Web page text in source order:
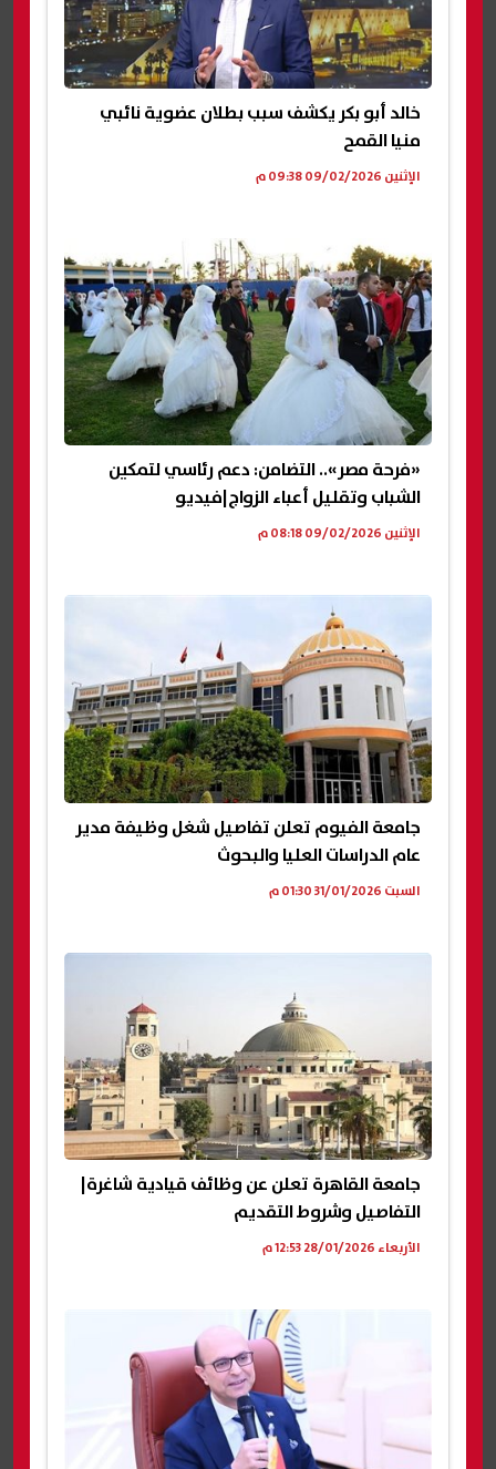
خالد أبو بكر يكشف سبب بطلان عضوية نائبي
منيا القمح
الإثنين 09/02/2026 09:38 م
«فرحة مصر».. التضامن: دعم رئاسي لتمكين
الشباب وتقليل أعباء الزواج|فيديو
الإثنين 09/02/2026 08:18 م
جامعة الفيوم تعلن تفاصيل شغل وظيفة مدير
عام الدراسات العليا والبحوث
السبت 31/01/2026 01:30 م
جامعة القاهرة تعلن عن وظائف قيادية شاغرة|
التفاصيل وشروط التقديم
الأربعاء 28/01/2026 12:53 م